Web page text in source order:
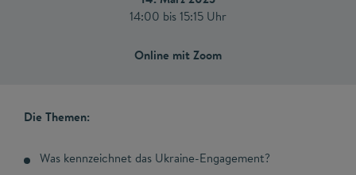
14:00 bis 15:15 Uhr
Online mit Zoom
Die Themen:
Was kennzeichnet das Ukraine-Engagement?